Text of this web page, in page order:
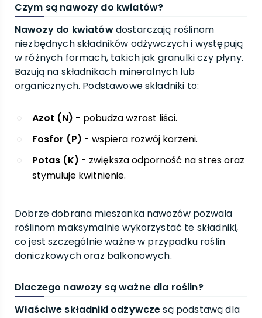
Czym są nawozy do kwiatów?
Nawozy do kwiatówdostarczają roślinom
niezbędnych składników odżywczych i występują
w różnych formach, takich jak granulki czy płyny.
Bazują na składnikach mineralnych lub
organicznych. Podstawowe składniki to:
Azot (N) - pobudza wzrost liści.
Fosfor (P) - wspiera rozwój korzeni.
Potas (K) - zwiększa odporność na stres oraz
stymuluje kwitnienie.
Dobrze dobrana mieszanka nawozów pozwala
roślinom maksymalnie wykorzystać te składniki,
co jest szczególnie ważne w przypadku roślin
doniczkowych oraz balkonowych.
Dlaczego nawozy są ważne dla roślin?
Właściwe składniki odżywczesą podstawą dla